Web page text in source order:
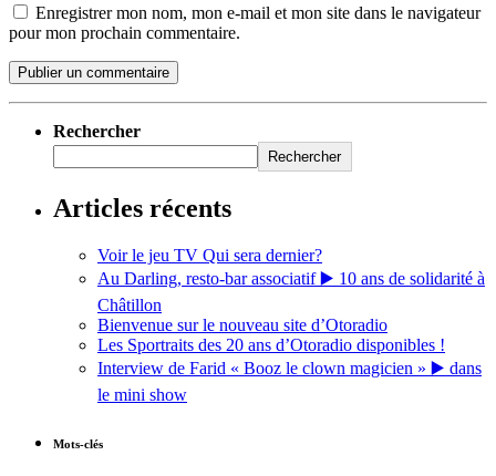
Enregistrer mon nom, mon e-mail et mon site dans le navigateur
pour mon prochain commentaire.
Rechercher
Rechercher
Articles récents
Voir le jeu TV Qui sera dernier?
Au Darling, resto-bar associatif ▶️ 10 ans de solidarité à
Châtillon
Bienvenue sur le nouveau site d’Otoradio
Les Sportraits des 20 ans d’Otoradio disponibles !
Interview de Farid « Booz le clown magicien » ▶️ dans
le mini show
Mots-clés